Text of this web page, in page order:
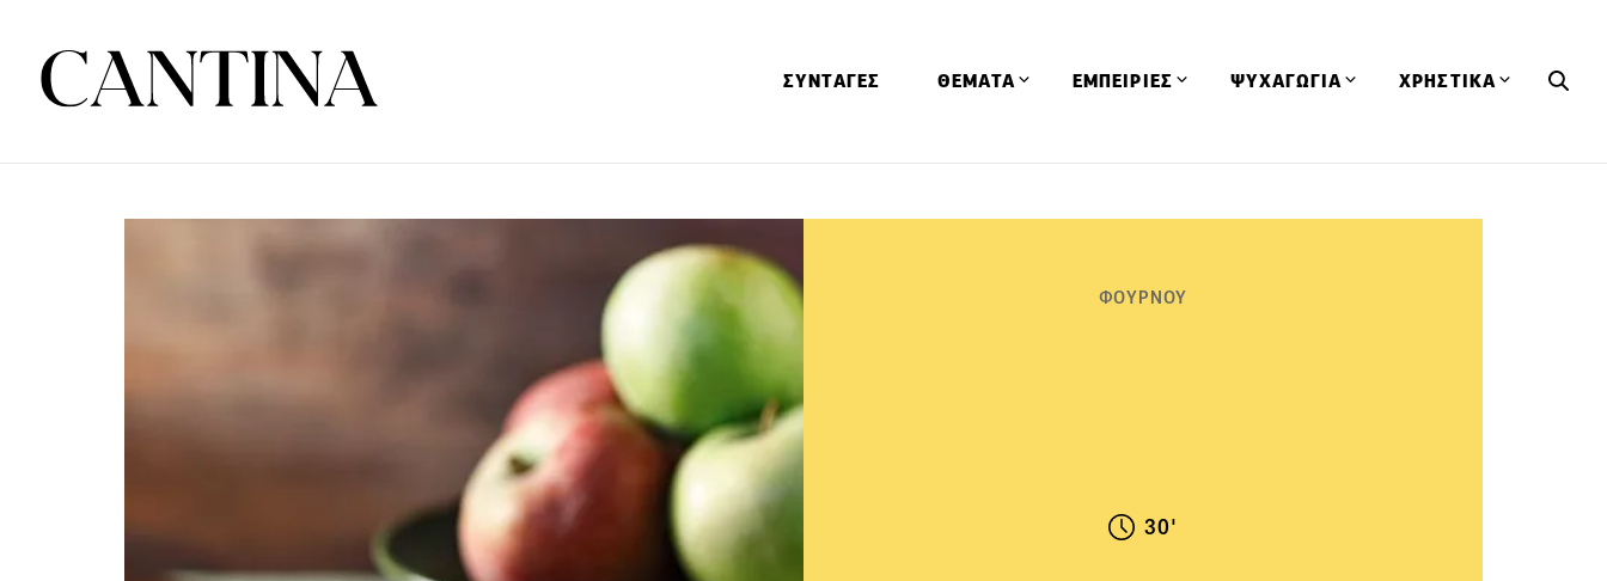
ΣΥΝΤΑΓΕΣ ΘΕΜΑΤΑ ΕΜΠΕΙΡΙΕΣ ΨΥΧΑΓΩΓΙΑ ΧΡΗΣΤΙΚΑ
ΦΟΥΡΝΟΥ
30'